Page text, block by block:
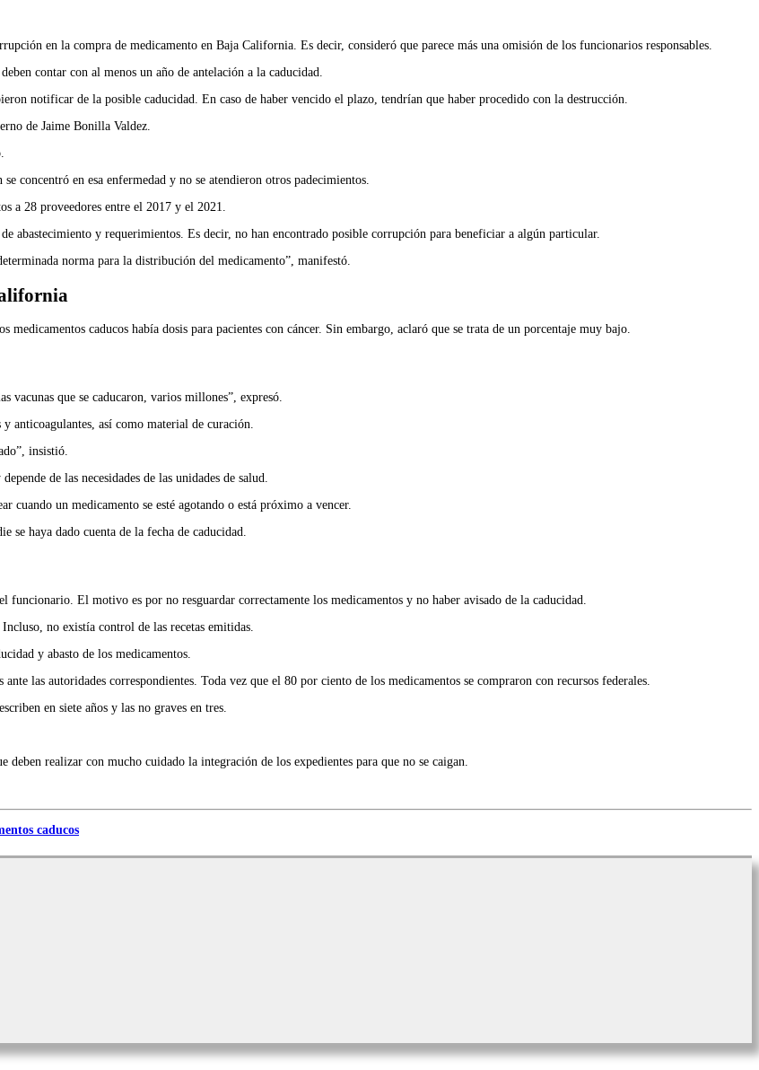
en la compra de medicamento en Baja California. Es decir, consideró que parece más una omisión de los funcionarios responsables.
contar con al menos un año de antelación a la caducidad.
notificar de la posible caducidad. En caso de haber vencido el plazo, tendrían que haber procedido con la destrucción.
de Jaime Bonilla Valdez.
concentró en esa enfermedad y no se atendieron otros padecimientos.
a 28 proveedores entre el 2017 y el 2021.
abastecimiento y requerimientos. Es decir, no han encontrado posible corrupción para beneficiar a algún particular.
norma para la distribución del medicamento”, manifestó.
medicamentos caducos había dosis para pacientes con cáncer. Sin embargo, aclaró que se trata de un porcentaje muy bajo.
vacunas que se caducaron, varios millones”, expresó.
anticoagulantes, así como material de curación.
insistió.
de las necesidades de las unidades de salud.
cuando un medicamento se esté agotando o está próximo a vencer.
se haya dado cuenta de la fecha de caducidad.
funcionario. El motivo es por no resguardar correctamente los medicamentos y no haber avisado de la caducidad.
no existía control de las recetas emitidas.
y abasto de los medicamentos.
las autoridades correspondientes. Toda vez que el 80 por ciento de los medicamentos se compraron con recursos federales.
en siete años y las no graves en tres.
realizar con mucho cuidado la integración de los expedientes para que no se caigan.
caducos